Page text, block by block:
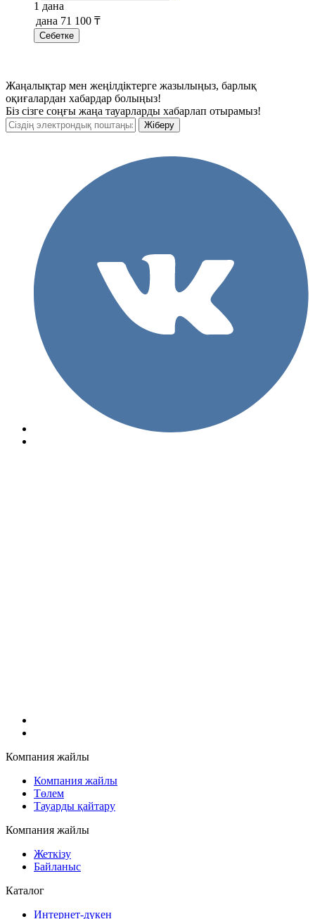
1 дана
дана 71 100 ₸
Себетке
Жаңалықтар мен жеңілдіктерге жазылыңыз, барлық
оқиғалардан хабардар болыңыз!
Біз сізге соңғы жаңа тауарларды хабарлап отырамыз!
Компания жайлы
Компания жайлы
Төлем
Тауарды қайтару
Компания жайлы
Жеткізу
Байланыс
Каталог
Интернет-дүкен